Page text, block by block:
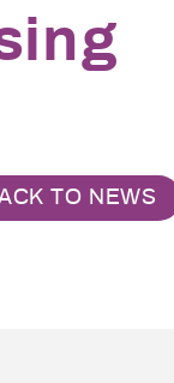
TO NEWS